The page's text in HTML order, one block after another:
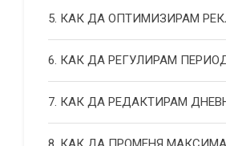
5. КАК ДА ОПТИМИЗИРАМ
6. КАК ДА РЕГУЛИРАМ
7. КАК ДА РЕДАКТИРАМ